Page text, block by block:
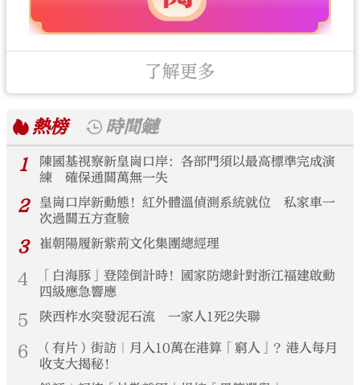
了解更多
熱榜
時間鏈
1
陳國基視察新皇崗口岸：各部門須以最高標準完成演
練 確保通關萬無一失
2
皇崗口岸新動態！紅外體溫偵測系統就位 私家車一
次過關五方查驗
3 崔朝陽履新紫荊文化集團總經理
4
「白海豚」登陸倒計時！國家防總針對浙江福建啟動
四級應急響應
5 陝西柞水突發泥石流 一家人1死2失聯
6
（有片）街訪｜月入10萬在港算「窮人」？港人每月
收支大揭秘！